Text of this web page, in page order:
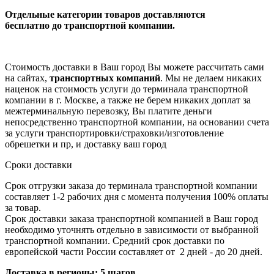
Отдельные категории товаров доставляются
бесплатно до транспортной компании.
Стоимость доставки в Ваш город Вы можете рассчитать сами
на сайтах, транспортных компаний. Мы не делаем никаких
наценок на стоимость услуги до терминала транспортной
компании в г. Москве, а также не берем никаких доплат за
межтерминальную перевозку, Вы платите деньги
непосредственно транспортной компании, на основании счета
за услуги транспортировки/страховки/изготовление
обрешетки и пр, и доставку ваш город
Сроки доставки
Срок отгрузки заказа до терминала транспортной компании
составляет 1-2 рабочих дня с момента получения 100% оплаты
за товар.
Срок доставки заказа транспортной компанией в Ваш город
необходимо уточнять отдельно в зависимости от выбранной
транспортной компании. Средний срок доставки по
европейской части России составляет от 2 дней - до 20 дней.